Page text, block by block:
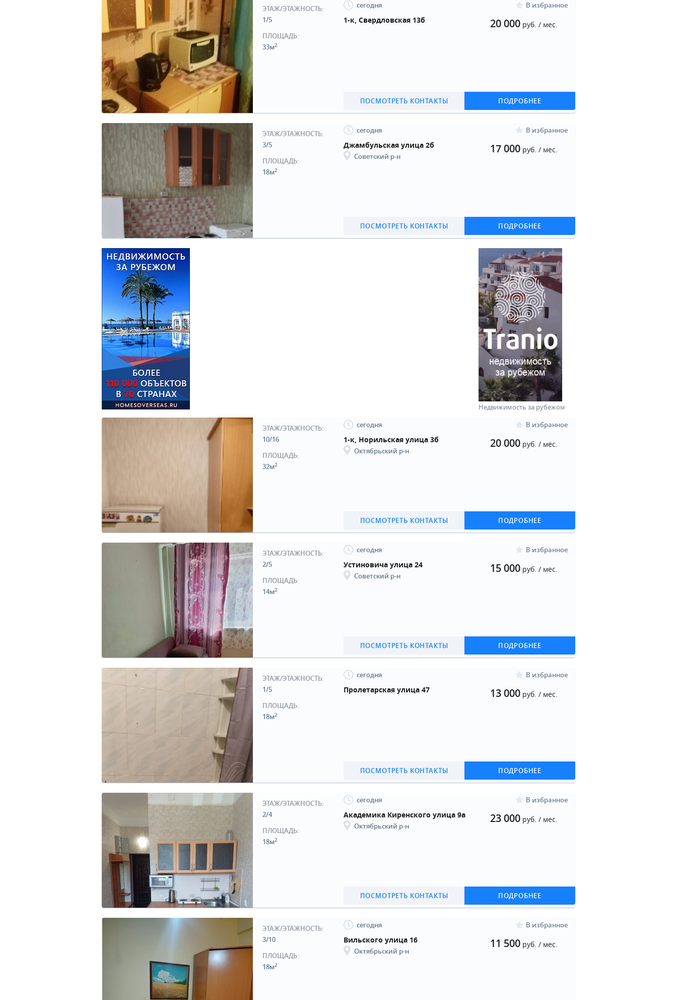
В избранное
сегодня
20 000 руб. / мес.
1-к, Свердловская 13б
ПОДРОБНЕЕ
ПОСМОТРЕТЬ КОНТАКТЫ
ЭТАЖ/ЭТАЖНОСТЬ:
1/5
ПЛОЩАДЬ:
33м2
В избранное
сегодня
17 000 руб. / мес.
Джамбульская улица 2б
Советский р-н
ПОДРОБНЕЕ
ПОСМОТРЕТЬ КОНТАКТЫ
ЭТАЖ/ЭТАЖНОСТЬ:
3/5
ПЛОЩАДЬ:
18м2
Недвижимость за рубежом
В избранное
сегодня
20 000 руб. / мес.
1-к, Норильская улица 3б
Октябрьский р-н
ПОДРОБНЕЕ
ПОСМОТРЕТЬ КОНТАКТЫ
ЭТАЖ/ЭТАЖНОСТЬ:
10/16
ПЛОЩАДЬ:
32м2
В избранное
сегодня
15 000 руб. / мес.
Устиновича улица 24
Советский р-н
ПОДРОБНЕЕ
ПОСМОТРЕТЬ КОНТАКТЫ
ЭТАЖ/ЭТАЖНОСТЬ:
2/5
ПЛОЩАДЬ:
14м2
В избранное
сегодня
13 000 руб. / мес.
Пролетарская улица 47
ПОДРОБНЕЕ
ПОСМОТРЕТЬ КОНТАКТЫ
ЭТАЖ/ЭТАЖНОСТЬ:
1/5
ПЛОЩАДЬ:
18м2
В избранное
сегодня
23 000 руб. / мес.
Академика Киренского улица 9а
Октябрьский р-н
ПОДРОБНЕЕ
ПОСМОТРЕТЬ КОНТАКТЫ
ЭТАЖ/ЭТАЖНОСТЬ:
2/4
ПЛОЩАДЬ:
18м2
В избранное
сегодня
11 500 руб. / мес.
Вильского улица 16
Октябрьский р-н
ЭТАЖ/ЭТАЖНОСТЬ:
3/10
ПЛОЩАДЬ:
18м2